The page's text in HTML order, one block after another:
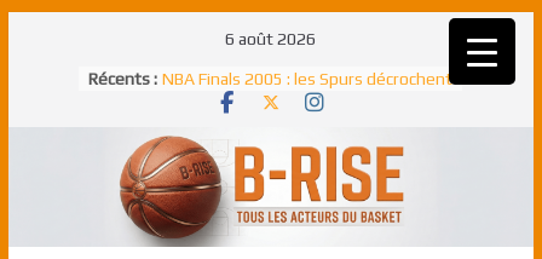
6 août 2026
Récents : NBA Finals 2005 : les Spurs décrochent
un troisième titre NBA, la rude bataille
NBA Finals 2021 : les Bucks et Giannis
Antetokounmpo triomphent, le Greek
Freek élu MVP
Shai Gilgeous-Alexander : son premier
match à plus de 40 points en NBA, le